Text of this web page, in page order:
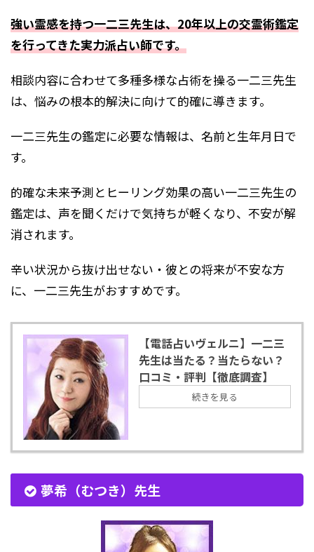
強い霊感を持つ一二三先生は、20年以上の交霊術鑑定
を行ってきた実力派占い師です。
相談内容に合わせて多種多様な占術を操る一二三先生
は、悩みの根本的解決に向けて的確に導きます。
一二三先生の鑑定に必要な情報は、名前と生年月日で
す。
的確な未来予測とヒーリング効果の高い一二三先生の
鑑定は、声を聞くだけで気持ちが軽くなり、不安が解
消されます。
辛い状況から抜け出せない・彼との将来が不安な方
に、一二三先生がおすすめです。
【電話占いヴェルニ】一二三
先生は当たる？当たらない？
口コミ・評判【徹底調査】
続きを見る
夢希（むつき）先生